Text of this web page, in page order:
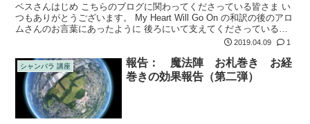
ベスさんはじめ こちらのブログに関わってくださっている皆さま い
つもありがとうございます。 My Heart Will Go On の和訳の後のアロ
ムさんのお言葉にあったように 後ろにいて支えてくださっているで
あろうステキな担当さんについての質問をお願い致しま...2019.04.09 1
シャンバラ 講座
報告： 魔法陣 お札巻き お経
巻きの効果報告（第二弾）